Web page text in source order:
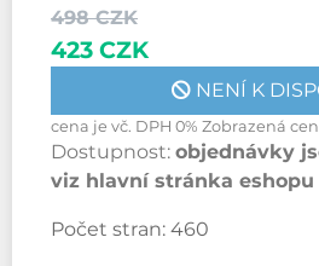
498 CZK
423 CZK
NENÍ K
cena je vč. DPH 0% Zobrazená
Dostupnost: objednávky
viz hlavní stránka eshopu
Počet stran: 460